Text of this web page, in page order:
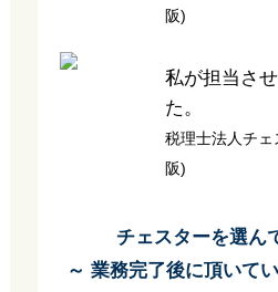
阪)
私が担当さ
た。
税理士法人チ
阪)
チェスターを選ん
～ 業務完了後に頂いて